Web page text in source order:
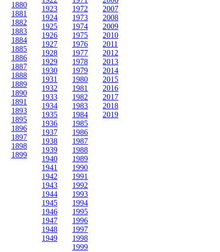
1880
1881
1882
1883
1884
1885
1886
1887
1888
1889
1890
1891
1893
1895
1896
1897
1898
1899
1923
1924
1925
1926
1927
1928
1929
1930
1931
1932
1933
1934
1935
1936
1937
1938
1939
1940
1941
1942
1943
1944
1945
1946
1947
1948
1949
1972
1973
1974
1975
1976
1977
1978
1979
1980
1981
1982
1983
1984
1985
1986
1987
1988
1989
1990
1991
1992
1993
1994
1995
1996
1997
1998
1999
2007
2008
2009
2010
2011
2012
2013
2014
2015
2016
2017
2018
2019